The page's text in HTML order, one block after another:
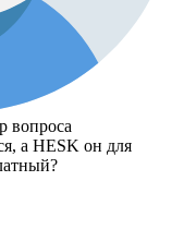
вопроса
а HESK он для